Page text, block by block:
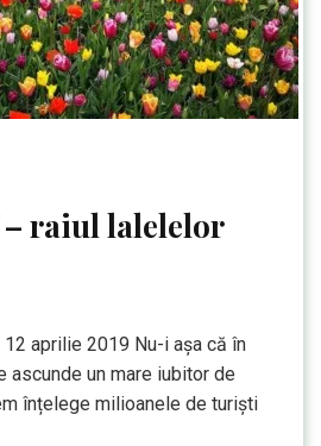
raiul lalelelor
12 aprilie 2019 Nu-i așa că în
ascunde un mare iubitor de
înțelege milioanele de turiști